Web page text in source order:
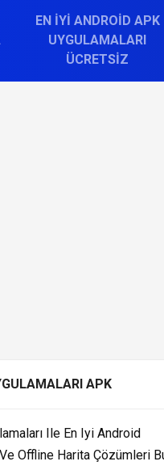
EN İYI ANDROID APK
UYGULAMALARI
ÜCRETSIZ
APK
Ile En Iyi Android
Offline Harita Çözümleri